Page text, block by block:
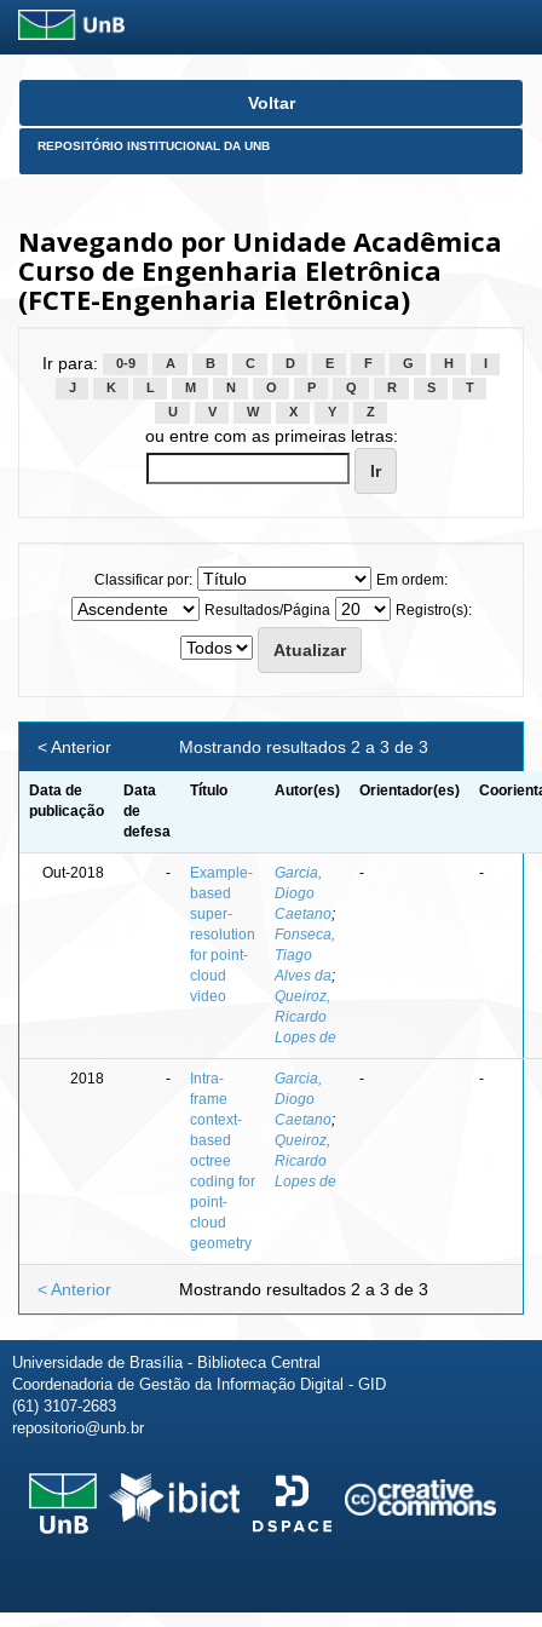
Skip
Voltar
REPOSITÓRIO INSTITUCIONAL DA UNB
Navegando por Unidade Acadêmica
Curso de Engenharia Eletrônica
(FCTE-Engenharia Eletrônica)
Ir para: 0-9 A B C D E F G H
J
K L M N O P Q R S
T
U
V W X Y Z
ou entre com as primeiras letras:
Classificar por:
Em ordem:
Resultados/Página
Registro(s):
Mostrando resultados 2 a 3 de 3
< Anterior
Data de
publicação
Data
de
defesa
Título Autor(es) Orientador(es)
Out-2018 -
Example-
based
super-
resolution
for point-
cloud
video
Garcia,
Diogo
Caetano;
Fonseca,
Tiago
Alves da;
Queiroz,
Ricardo
Lopes de
- -
2018 -
Intra-
frame
context-
based
octree
coding for
point-
cloud
geometry
Garcia,
Diogo
Caetano;
Queiroz,
Ricardo
Lopes de
- -
Mostrando resultados 2 a 3 de 3
< Anterior
Universidade de Brasília - Biblioteca Central
Coordenadoria de Gestão da Informação Digital - GID
(61) 3107-2683
repositorio@unb.br